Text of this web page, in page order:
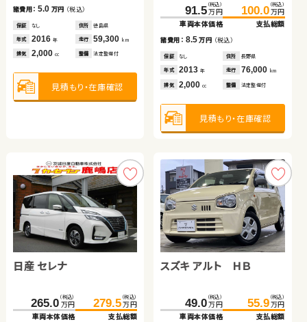
諸費用：5.0 万円 （税込）
保証 なし 住所 徳島県
年式 2016 年 走行 59,300 km
排気 2,000 cc 整備 法定整備付
見積もり・在庫確認
91.5 （税込）
万円
車両本体価格
100.0 （税込）
万円
支払総額
諸費用： 8.5万円 （税込）
保証 なし 住所 長野県
年式 2013年 走行 76,000 km
排気 2,000cc 整備 法定整備付
見積もり・在庫確認
日産 セレナ
265.0 （税込）
万円
車両本体価格
279.5 （税込）
万円
支払総額
スズキ アルト ＨＢ
49.0 （税込）
万円
車両本体価格
55.9 （税込）
万円
支払総額
年式 2024年 走行
排気 1,500 整備 なし
見積もり・在庫確認
2025 年 100km
660cc 法定整備付
見積もり・在庫確認
ダイハツ タント
169.8 （税込）
万円
車両本体価格
177.7（税込）
万円
支払総額
諸費用： 7.9万円
2025 年 100km
660cc
ホンダ Ｎ ＢＯＸ
149.0（税込）
万円
車両本体価格
157.7（税込）
万円
支払総額
諸費用：8.7 万円 （税込）
2021 年 6,100km
660cc 法定整備付
年式 2016年 走行
排気 2,500 整備 法定整備付
見積もり・在庫確認
2020 年 97,400km
1,000cc 法定整備付
見積もり・在庫確認
ダイハツ ムーヴ
61.6 （税込）
万円
車両本体価格
69.9（税込）
万円
支払総額
諸費用： 8.3万円
2013 年 30,900 km
660cc
トヨタ アルファード ハイ
ブリッド
598.3（税込）
万円
車両本体価格
609.1（税込）
万円
支払総額
諸費用：10.8 万円 （税込）
2022 年 7,200km
2,500cc